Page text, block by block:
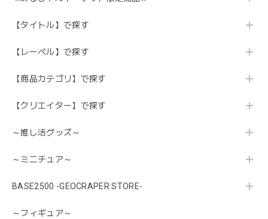
【タイトル】で探す
【レーベル】で探す
【商品カテゴリ】で探す
【クリエイター】で探す
～推し活グッズ～
～ミニチュア～
BASE2500 -GEOCRAPER STORE-
～フィギュア～